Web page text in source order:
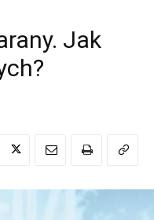
Jak